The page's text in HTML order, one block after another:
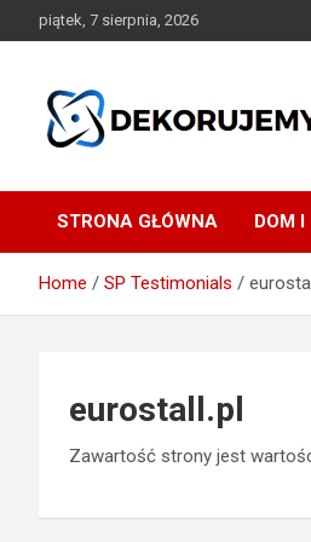
to
piątek, 7 sierpnia, 2026
STRONA GŁÓWNA DOM I
Home SP Testimonials
eurostall.pl
Zawartość strony jest